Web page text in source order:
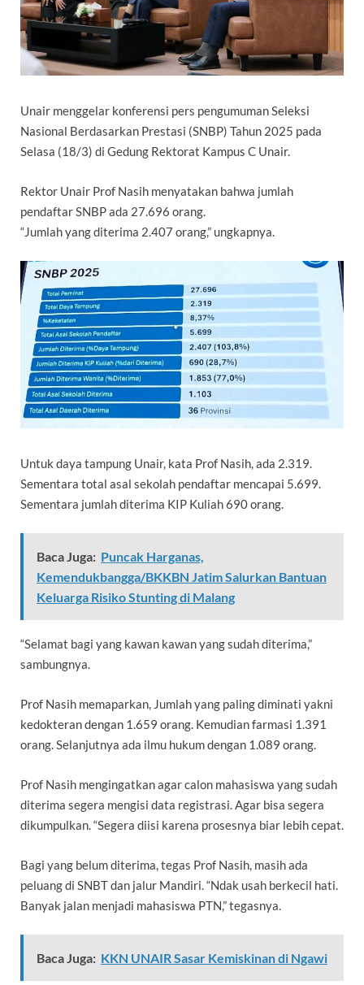
Unair menggelar konferensi pers pengumuman Seleksi
Nasional Berdasarkan Prestasi (SNBP) Tahun 2025 pada
Selasa (18/3) di Gedung Rektorat Kampus C Unair.
Rektor Unair Prof Nasih menyatakan bahwa jumlah
pendaftar SNBP ada 27.696 orang.
“Jumlah yang diterima 2.407 orang,” ungkapnya.
Untuk daya tampung Unair, kata Prof Nasih, ada 2.319.
Sementara total asal sekolah pendaftar mencapai 5.699.
Sementara jumlah diterima KIP Kuliah 690 orang.
Baca Juga: Puncak Harganas,
Kemendukbangga/BKKBN Jatim Salurkan Bantuan
Keluarga Risiko Stunting di Malang
“Selamat bagi yang kawan kawan yang sudah diterima,”
sambungnya.
Prof Nasih memaparkan, Jumlah yang paling diminati yakni
kedokteran dengan 1.659 orang. Kemudian farmasi 1.391
orang. Selanjutnya ada ilmu hukum dengan 1.089 orang.
Prof Nasih mengingatkan agar calon mahasiswa yang sudah
diterima segera mengisi data registrasi. Agar bisa segera
dikumpulkan. “Segera diisi karena prosesnya biar lebih cepat.
Bagi yang belum diterima, tegas Prof Nasih, masih ada
peluang di SNBT dan jalur Mandiri. “Ndak usah berkecil hati.
Banyak jalan menjadi mahasiswa PTN,” tegasnya.
Baca Juga: KKN UNAIR Sasar Kemiskinan di Ngawi